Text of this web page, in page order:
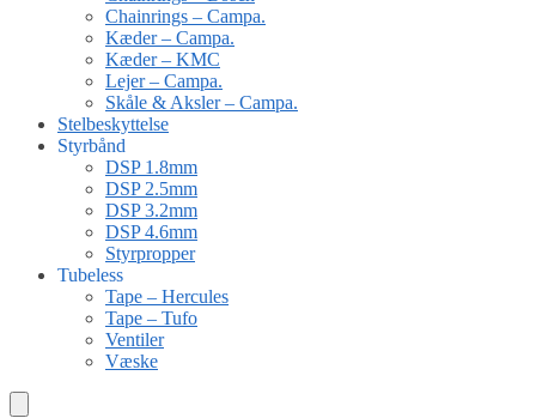
Chainrings – Campa.
Kæder – Campa.
Kæder – KMC
Lejer – Campa.
Skåle & Aksler – Campa.
Stelbeskyttelse
Styrbånd
DSP 1.8mm
DSP 2.5mm
DSP 3.2mm
DSP 4.6mm
Styrpropper
Tubeless
Tape – Hercules
Tape – Tufo
Ventiler
Væske